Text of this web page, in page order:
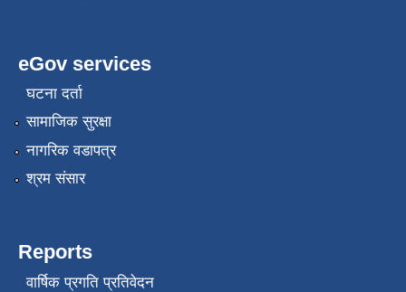
eGov services
घटना दर्ता
सामाजिक सुरक्षा
नागरिक वडापत्र
श्रम संसार
Reports
वार्षिक प्रगति प्रतिवेदन